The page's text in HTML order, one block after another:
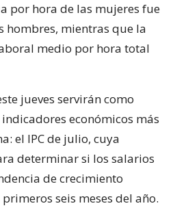
por hora de las mujeres fue
hombres, mientras que la
medio por hora total
jueves servirán como
económicos más
el IPC de julio, cuya
determinar si los salarios
de crecimiento
seis meses del año.